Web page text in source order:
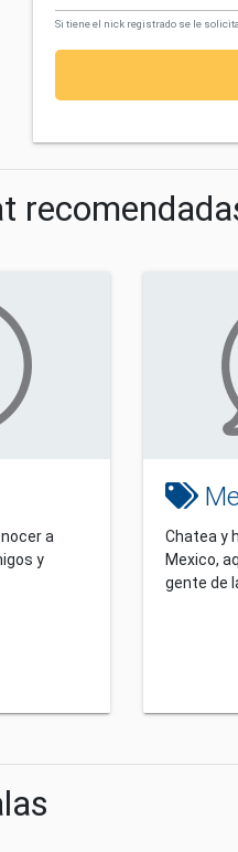
Si tiene el nick registrado se le
a
y
Chatea y
Mexico,
gente de